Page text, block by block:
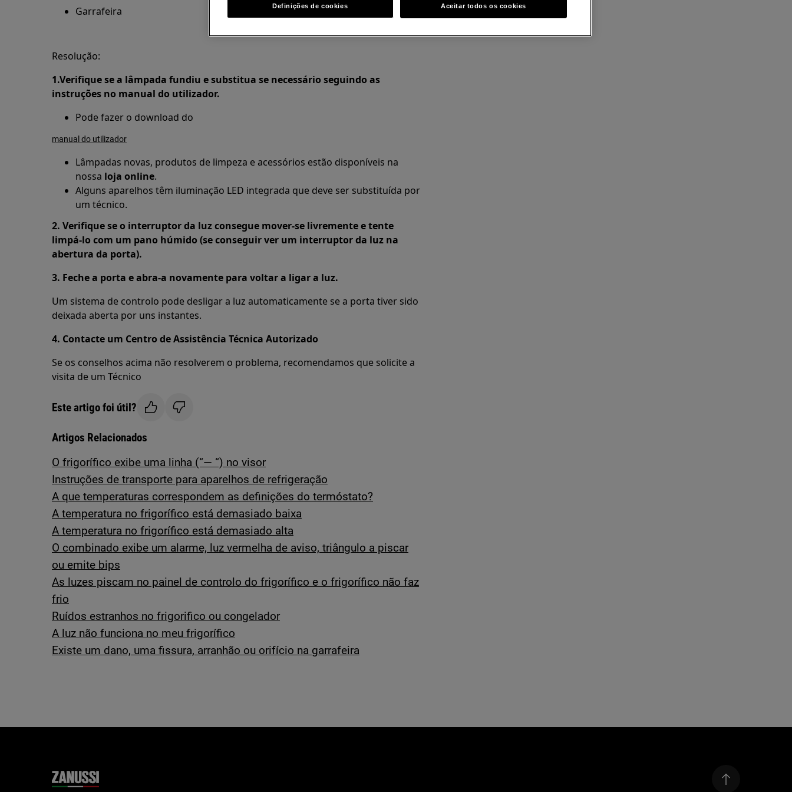
Garrafeira
Resolução:
1.Verifique se a lâmpada fundiu e substitua se necessário seguindo as
instruções no manual do utilizador.
Pode fazer o download do
manual do utilizador
Lâmpadas novas, produtos de limpeza e acessórios estão disponíveis na
nossa loja online.
Alguns aparelhos têm iluminação LED integrada que deve ser substituída por
um técnico.
2. Verifique se o interruptor da luz consegue mover-se livremente e tente
limpá-lo com um pano húmido (se conseguir ver um interruptor da luz na
abertura da porta).
3. Feche a porta e abra-a novamente para voltar a ligar a luz.
Um sistema de controlo pode desligar a luz automaticamente se a porta tiver sido
deixada aberta por uns instantes.
4. Contacte um Centro de Assistência Técnica Autorizado
Se os conselhos acima não resolverem o problema, recomendamos que solicite a
visita de um Técnico
Este artigo foi útil?
Artigos Relacionados
O frigorífico exibe uma linha (“— “) no visor
Instruções de transporte para aparelhos de refrigeração
A que temperaturas correspondem as definições do termóstato?
A temperatura no frigorífico está demasiado baixa
A temperatura no frigorífico está demasiado alta
O combinado exibe um alarme, luz vermelha de aviso, triângulo a piscar
ou emite bips
As luzes piscam no painel de controlo do frigorífico e o frigorífico não faz
frio
Ruídos estranhos no frigorifico ou congelador
A luz não funciona no meu frigorífico
Existe um dano, uma fissura, arranhão ou orifício na garrafeira
Definições de cookies Aceitar todos os cookies